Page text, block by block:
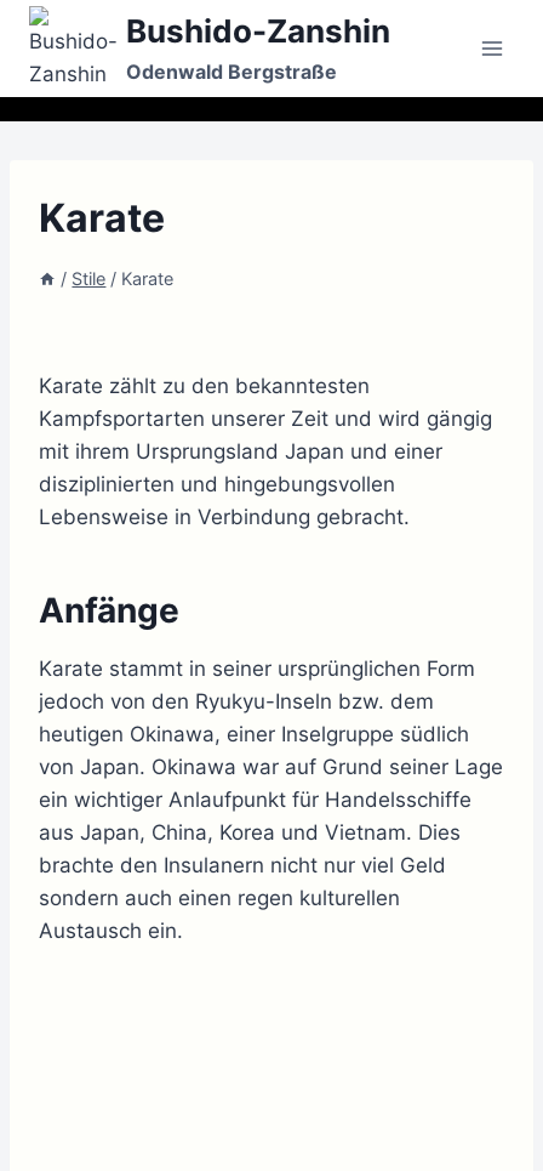
Zum
Inhalt
springen
Bushido-Zanshin
Odenwald Bergstraße
Karate
/ Stile / Karate
Karate zählt zu den bekanntesten
Kampfsportarten unserer Zeit und wird gängig
mit ihrem Ursprungsland Japan und einer
disziplinierten und hingebungsvollen
Lebensweise in Verbindung gebracht.
Anfänge
Karate stammt in seiner ursprünglichen Form
jedoch von den Ryukyu-Inseln bzw. dem
heutigen Okinawa, einer Inselgruppe südlich
von Japan. Okinawa war auf Grund seiner Lage
ein wichtiger Anlaufpunkt für Handelsschiffe
aus Japan, China, Korea und Vietnam. Dies
brachte den Insulanern nicht nur viel Geld
sondern auch einen regen kulturellen
Austausch ein.